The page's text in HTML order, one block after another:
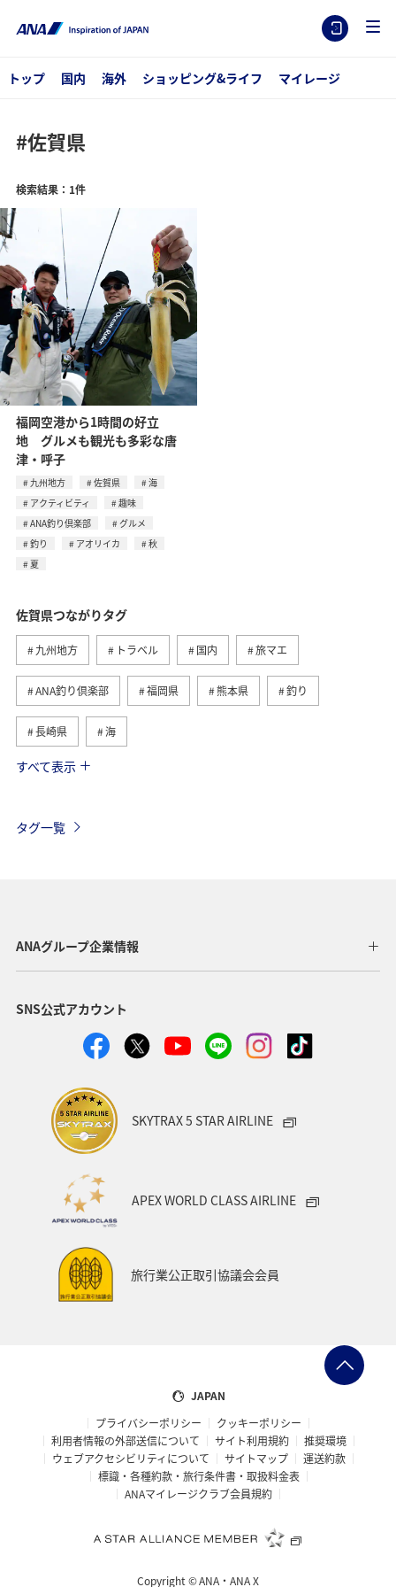
トップ 国内 海外 ショッピング&ライフ マイレージ
#佐賀県
検索結果：1件
福岡空港から1時間の好立
地 グルメも観光も多彩な唐
津・呼子
九州地方 佐賀県
海
アクティビティ
趣味
ANA釣り倶楽部
グルメ
釣り
アオリイカ
秋
夏
佐賀県つながりタグ
九州地方 トラベル 国内 旅マエ
ANA釣り倶楽部 福岡県 熊本県 釣り
長崎県 海
旅ナカ
すべて表示
タグ一覧
ANAグループ企業情報
SNS公式アカウント
SKYTRAX 5 STAR AIRLINE
APEX WORLD CLASS AIRLINE
旅行業公正取引協議会会員
JAPAN
プライバシーポリシー
クッキーポリシー
利用者情報の外部送信について
サイト利用規約
推奨環境
ウェブアクセシビリティについて
サイトマップ
運送約款
標識・各種約款・旅行条件書・取扱料金表
ANAマイレージクラブ会員規約
Copyright ©ANA・ANA X